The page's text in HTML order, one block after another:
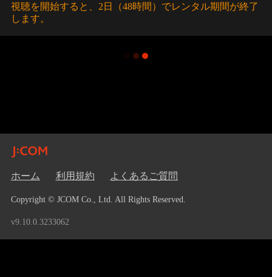
視聴を開始すると、2日（48時間）でレンタル期間が終了
します。
ホーム 利用規約 よくあるご質問
Copyright © JCOM Co., Ltd. All Rights Reserved.
v9.10.0.3233062